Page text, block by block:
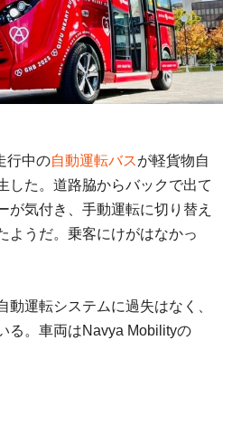
行中の自動運転バスが軽貨物自
した。道路脇からバックで出て
が気付き、手動運転に切り替え
ようだ。乗客にけがはなかっ
運転システムに過失はなく、
る。車両はNavya Mobilityの